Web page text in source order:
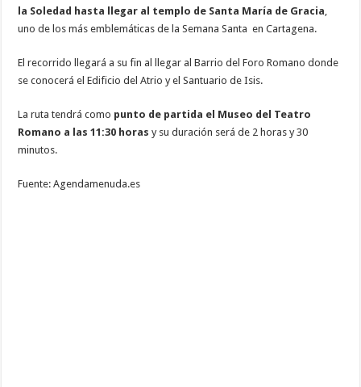
la Soledad hasta llegar al templo de Santa María de Gracia
uno de los más emblemáticas de la Semana Santa en Cartagena.
El recorrido llegará a su fin al llegar al Barrio del Foro Romano donde
se conocerá el Edificio del Atrio y el Santuario de Isis.
La ruta tendrá como punto de partida el Museo del Teatro
Romano a las 11:30 horas y su duración será de 2 horas y 30
minutos.
Fuente: Agendamenuda.es